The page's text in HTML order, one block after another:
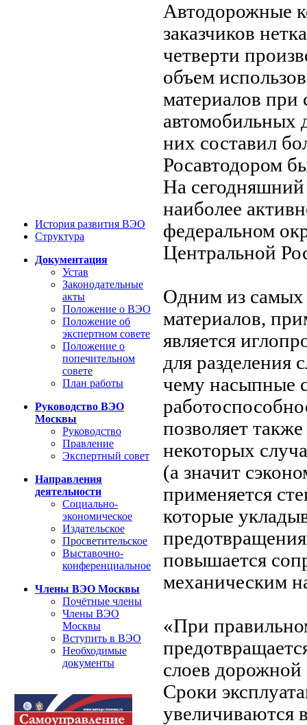
История развития ВЭО
Структура
Документация
Устав
Законодательные
акты
Положение о ВЭО
Положение об
экспертном совете
Положение о
попечительном
совете
План работы
Руководство ВЭО
Москвы
Руководство
Правление
Экспертный совет
Направления
деятельности
Социально-
экономическое
Издательское
Просветительское
Выставочно-
конференциальное
Члены ВЭО Москвы
Почётные члены
Члены ВЭО
Москвы
Вступить в ВЭО
Необходимые
документы
Автодорожные
заказчиков
четверти
объем
материалов при
автомобильных
них составил
Росавтодором
На сегодняшний
наиболее
федеральном
Центральной
Одним из самых
материалов,
является
для разделения
чему насыпные
позволяет
некоторых
(а значит
применяется
которые
повышается
механическим
«При
слоев
Сроки
увеличиваются